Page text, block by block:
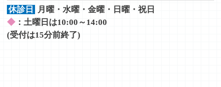
休診日
月曜・水曜・金曜・日曜・祝日
◆ ：土曜日は10:00～14:00
(受付は15分前終了)